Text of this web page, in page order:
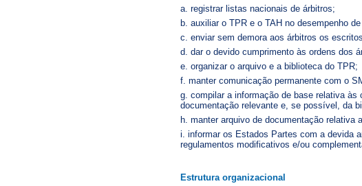
a. registrar listas nacionais de árbitros;
b. auxiliar o TPR e o TAH no desempenho
c. enviar sem demora aos árbitros os
d. dar o devido cumprimento às ordens dos
e. organizar o arquivo e a biblioteca do TPR;
f. manter comunicação permanente com o
g. compilar a informação de base relativa
documentação relevante e, se possível, da
h. manter arquivo de documentação
i. informar os Estados Partes com a devida
regulamentos modificativos e/ou
Estrutura organizacional